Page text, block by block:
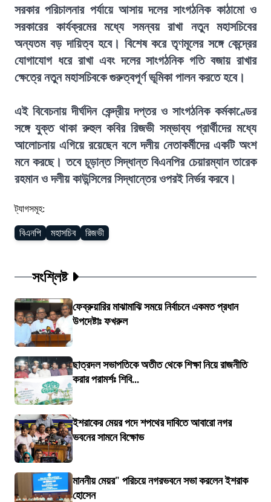
সরকার পরিচালনার পর্যায়ে আসায় দলের সাংগঠনিক কাঠামো ও
সরকারের কার্যক্রমের মধ্যে সমন্বয় রাখা নতুন মহাসচিবের
অন্যতম বড় দায়িত্ব হবে। বিশেষ করে তৃণমূলের সঙ্গে কেন্দ্রের
যোগাযোগ ধরে রাখা এবং দলের সাংগঠনিক গতি বজায় রাখার
ক্ষেত্রে নতুন মহাসচিবকে গুরুত্বপূর্ণ ভূমিকা পালন করতে হবে।
এই বিবেচনায় দীর্ঘদিন কেন্দ্রীয় দপ্তর ও সাংগঠনিক কর্মকাণ্ডের
সঙ্গে যুক্ত থাকা রুহুল কবির রিজভী সম্ভাব্য প্রার্থীদের মধ্যে
আলোচনায় এগিয়ে রয়েছেন বলে দলীয় নেতাকর্মীদের একটি অংশ
মনে করছে। তবে চূড়ান্ত সিদ্ধান্ত বিএনপির চেয়ারম্যান তারেক
রহমান ও দলীয় কাউন্সিলের সিদ্ধান্তের ওপরই নির্ভর করবে।
ট্যাগসমূহ:
বিএনপি মহাসচিব রিজভী
সংশ্লিষ্ট
ফেব্রুয়ারির মাঝামাঝি সময়ে নির্বাচনে একমত প্রধান
উপদেষ্টাঃ ফখরুল
ছাত্রদল সভাপতিকে অতীত থেকে শিক্ষা নিয়ে রাজনীতি
করার পরামর্শঃ শিবি...
ইশরাকের মেয়র পদে শপথের দাবিতে আবারো নগর
ভবনের সামনে বিক্ষোভ
মাননীয় মেয়র" পরিচয়ে নগরভবনে সভা করলেন ইশরাক
হোসেন